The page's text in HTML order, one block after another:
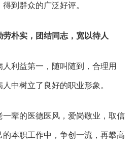
到群众的广泛好评。
朴实，团结同志，宽以待人
利益第一，随叫随到，合理用
中树立了良好的职业形象。
辈的医德医风，爱岗敬业，取信
本职工作中，争创一流，再攀高